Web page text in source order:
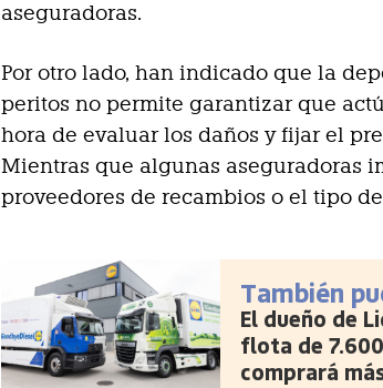
aseguradoras.
Por otro lado, han indicado que la
peritos no permite garantizar que
hora de evaluar los daños y fijar el
Mientras que algunas aseguradoras
proveedores de recambios o el tipo
También
El dueño de
flota de
comprará